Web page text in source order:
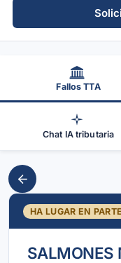
Fallos TTA
Chat IA tributaria
HA LUGAR EN PARTE
SALMONES